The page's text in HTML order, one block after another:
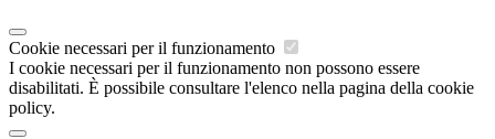
Cookie necessari per il funzionamento
I cookie necessari per il funzionamento non possono essere
disabilitati. È possibile consultare l'elenco nella pagina della cookie
policy.